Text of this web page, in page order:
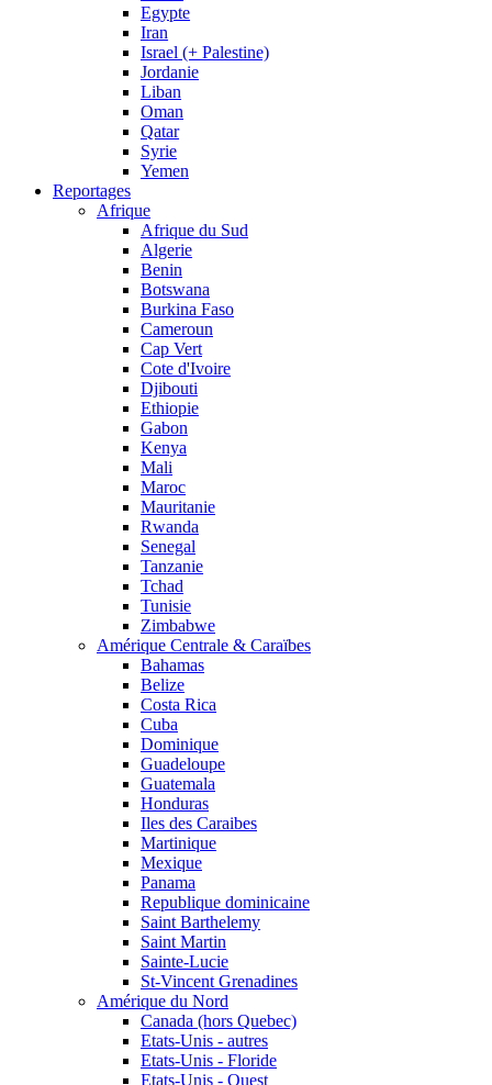
Egypte
Iran
Israel (+ Palestine)
Jordanie
Liban
Oman
Qatar
Syrie
Yemen
Reportages
Afrique
Afrique du Sud
Algerie
Benin
Botswana
Burkina Faso
Cameroun
Cap Vert
Cote d'Ivoire
Djibouti
Ethiopie
Gabon
Kenya
Mali
Maroc
Mauritanie
Rwanda
Senegal
Tanzanie
Tchad
Tunisie
Zimbabwe
Amérique Centrale & Caraïbes
Bahamas
Belize
Costa Rica
Cuba
Dominique
Guadeloupe
Guatemala
Honduras
Iles des Caraibes
Martinique
Mexique
Panama
Republique dominicaine
Saint Barthelemy
Saint Martin
Sainte-Lucie
St-Vincent Grenadines
Amérique du Nord
Canada (hors Quebec)
Etats-Unis - autres
Etats-Unis - Floride
Etats-Unis - Ouest